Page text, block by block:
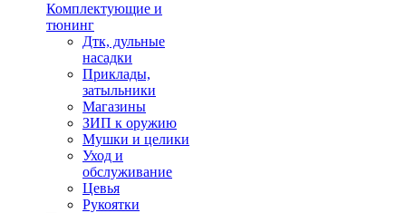
Комплектующие и
тюнинг
Дтк, дульные
насадки
Приклады,
затыльники
Магазины
ЗИП к оружию
Мушки и целики
Уход и
обслуживание
Цевья
Рукоятки